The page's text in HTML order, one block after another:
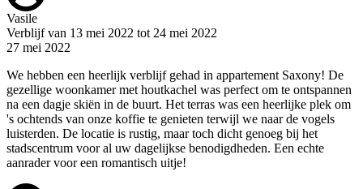
Vasile
Verblijf van 13 mei 2022 tot 24 mei 2022
27 mei 2022
We hebben een heerlijk verblijf gehad in appartement Saxony! De
gezellige woonkamer met houtkachel was perfect om te ontspannen
na een dagje skiën in de buurt. Het terras was een heerlijke plek om
's ochtends van onze koffie te genieten terwijl we naar de vogels
luisterden. De locatie is rustig, maar toch dicht genoeg bij het
stadscentrum voor al uw dagelijkse benodigdheden. Een echte
aanrader voor een romantisch uitje!